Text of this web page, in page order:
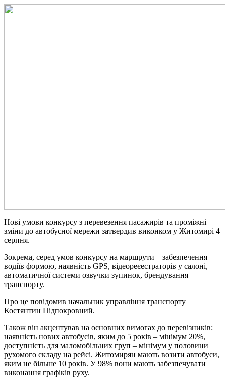
Нові умови конкурсу з перевезення пасажирів та проміжні
зміни до автобусної мережи затвердив виконком у Житомирі 4
серпня.
Зокрема, серед умов конкурсу на маршрути – забезпечення
водіїв формою, наявність GPS, відеореєестраторів у салоні,
автоматичної системи озвучки зупинок, брендування
транспорту.
Про це повідомив начальник управління транспорту
Костянтин Підпокровний.
Також він акцентував на основних вимогах до перевізників:
наявність нових автобусів, яким до 5 років – мінімум 20%,
доступність для маломобільних груп – мінімум у половини
рухомого складу на рейсі. Житомирян мають возити автобуси,
яким не більше 10 років. У 98% вони мають забезпечувати
виконання графіків руху.